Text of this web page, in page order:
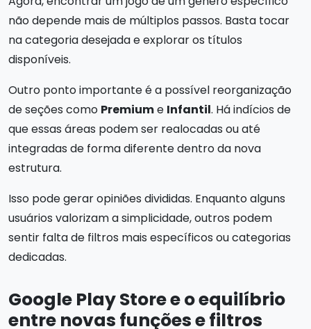
não depende mais de múltiplos passos. Basta tocar
na categoria desejada e explorar os títulos
disponíveis.
Outro ponto importante é a possível reorganização
de seções como Premiume Infantil. Há indícios de
que essas áreas podem ser realocadas ou até
integradas de forma diferente dentro da nova
estrutura.
Isso pode gerar opiniões divididas. Enquanto alguns
usuários valorizam a simplicidade, outros podem
sentir falta de filtros mais específicos ou categorias
dedicadas.
Google Play Store e o equilíbrio
entre novas funções e filtros